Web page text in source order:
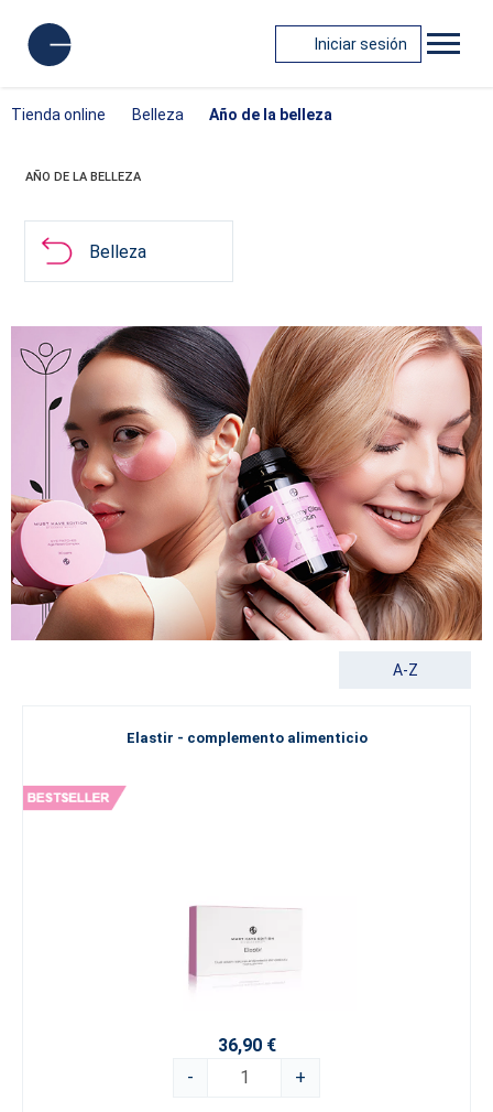
Iniciar sesión
Tienda online Belleza Año de la belleza
AÑO DE LA BELLEZA
Belleza
A-Z
Elastir - complemento alimenticio
36,90 €
-
+